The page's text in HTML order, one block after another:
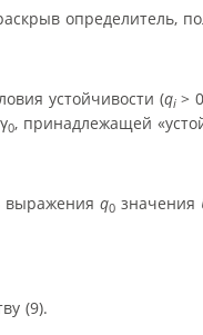
определитель,
устойчивости (qi >
0, принадлежащей
выражения q0 значения
(9).